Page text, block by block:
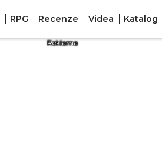
RPG Recenze Videa Katalog